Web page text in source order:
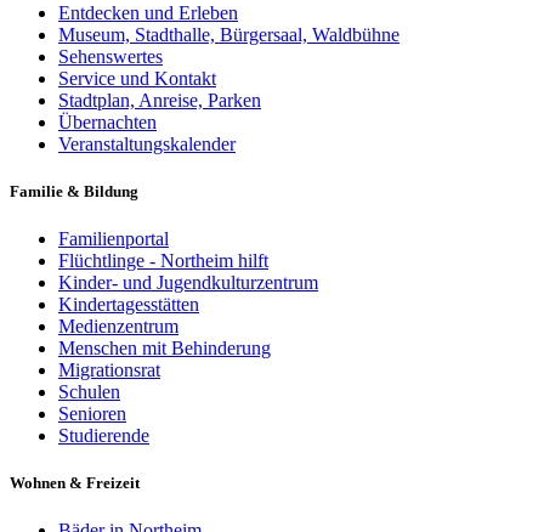
Entdecken und Erleben
Museum, Stadthalle, Bürgersaal, Waldbühne
Sehenswertes
Service und Kontakt
Stadtplan, Anreise, Parken
Übernachten
Veranstaltungskalender
Familie & Bildung
Familienportal
Flüchtlinge - Northeim hilft
Kinder- und Jugendkulturzentrum
Kindertagesstätten
Medienzentrum
Menschen mit Behinderung
Migrationsrat
Schulen
Senioren
Studierende
Wohnen & Freizeit